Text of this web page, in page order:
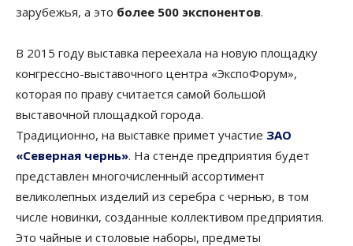
зарубежья, а это более 500 экспонентов.
В 2015 году выставка переехала на новую площадку
конгрессно-выставочного центра «ЭкспоФорум»,
которая по праву считается самой большой
выставочной площадкой города.
Традиционно, на выставке примет участие ЗАО
«Северная чернь». На стенде предприятия будет
представлен многочисленный ассортимент
великолепных изделий из серебра с чернью, в том
числе новинки, созданные коллективом предприятия.
Это чайные и столовые наборы, предметы